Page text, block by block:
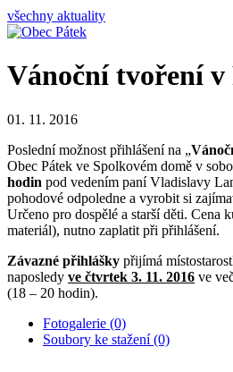
všechny aktuality
Vánoční tvoření v
01. 11. 2016
Poslední možnost přihlášení na „
Obec Pátek ve Spolkovém domě v
hodin pod vedením paní Vladislavy
pohodové odpoledne a vyrobit si
Určeno pro dospělé a starší děti. Cena
materiál), nutno zaplatit při přihlášení.
Závazné přihlášky přijímá
naposledy ve čtvrtek 3. 11. 2016 ve
(18 – 20 hodin).
Fotogalerie (0)
Soubory ke stažení (0)